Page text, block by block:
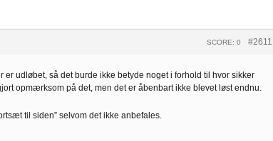
#2611
SCORE: 0
udløbet, så det burde ikke betyde noget i forhold til hvor sikker
opmærksom på det, men det er åbenbart ikke blevet løst endnu.
til siden” selvom det ikke anbefales.